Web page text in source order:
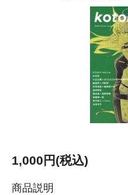
1,000円(税込)
商品説明